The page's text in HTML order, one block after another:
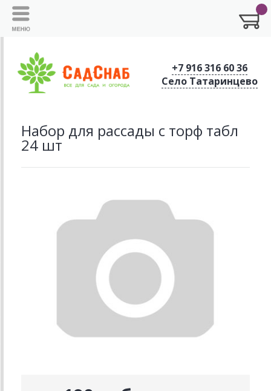
+7 916 316 60 36
Село Татаринцево
Набор для рассады с торф табл
24 шт